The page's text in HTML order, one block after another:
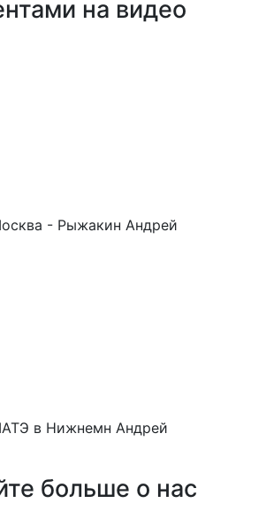
на видео
- Рыжакин Андрей
в Нижнемн Андрей
больше о нас